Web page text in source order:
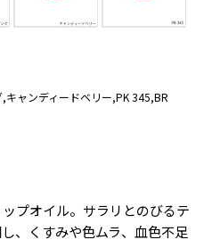
ャンディードベリー,PK 345,BR
プオイル。サラリとのびるテ
、くすみや色ムラ、血色不足